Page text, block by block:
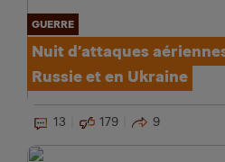
GUERRE
Nuit d’attaques
Russie et en Ukraine
13 179 9